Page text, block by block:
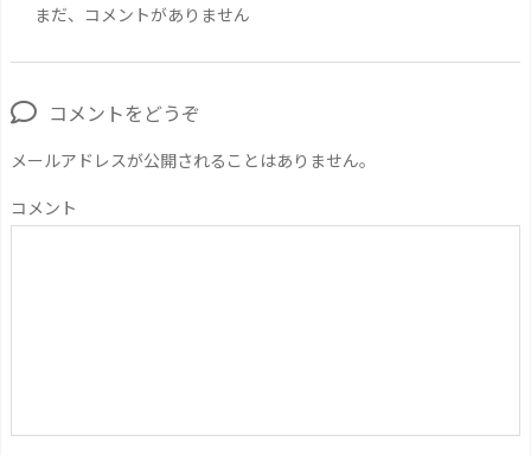
まだ、コメントがありません
コメントをどうぞ
メールアドレスが公開されることはありません。
コメント